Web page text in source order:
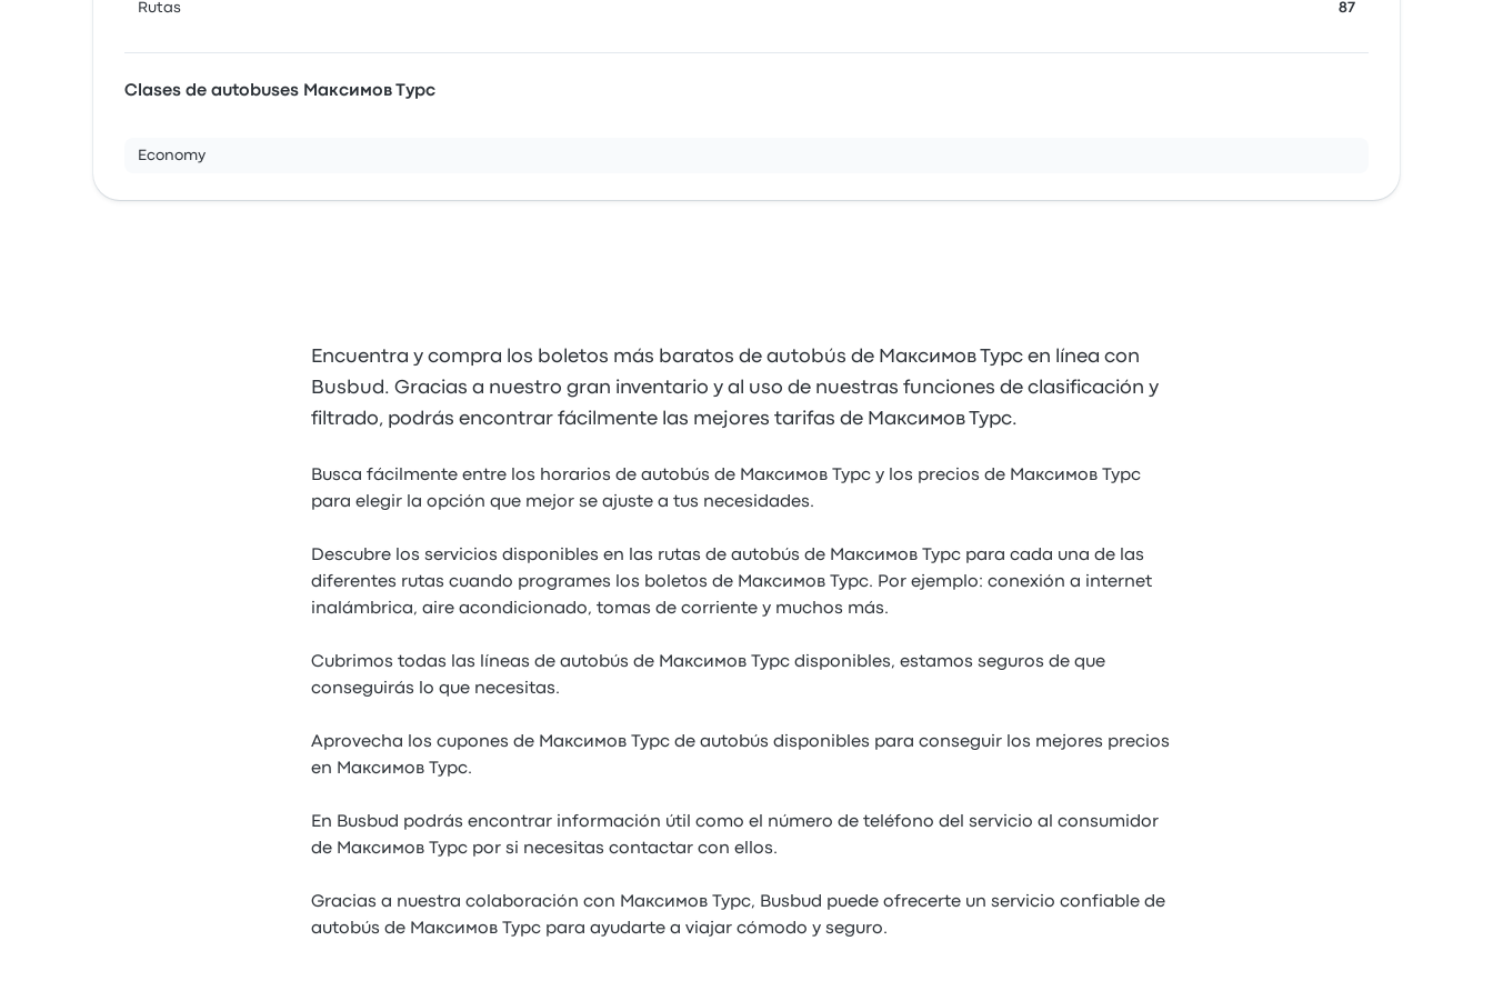
Rutas 87
Clases de autobuses Максимов Турс
Economy
Encuentra y compra los boletos más baratos de autobús de Максимов Турс en línea con
Busbud. Gracias a nuestro gran inventario y al uso de nuestras funciones de clasificación y
filtrado, podrás encontrar fácilmente las mejores tarifas de Максимов Турс.
Busca fácilmente entre los horarios de autobús de Максимов Турс y los precios de Максимов Турс
para elegir la opción que mejor se ajuste a tus necesidades.
Descubre los servicios disponibles en las rutas de autobús de Максимов Турс para cada una de las
diferentes rutas cuando programes los boletos de Максимов Турс. Por ejemplo: conexión a internet
inalámbrica, aire acondicionado, tomas de corriente y muchos más.
Cubrimos todas las líneas de autobús de Максимов Турс disponibles, estamos seguros de que
conseguirás lo que necesitas.
Aprovecha los cupones de Максимов Турс de autobús disponibles para conseguir los mejores precios
en Максимов Турс.
En Busbud podrás encontrar información útil como el número de teléfono del servicio al consumidor
de Максимов Турс por si necesitas contactar con ellos.
Gracias a nuestra colaboración con Максимов Турс, Busbud puede ofrecerte un servicio confiable de
autobús de Максимов Турс para ayudarte a viajar cómodo y seguro.